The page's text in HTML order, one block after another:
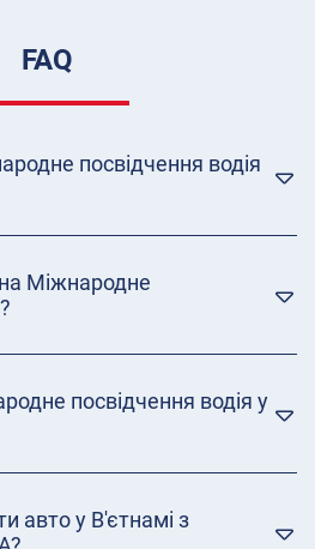
FAQ
посвідчення водія
Міжнародне
посвідчення водія у
авто у В'єтнамі з